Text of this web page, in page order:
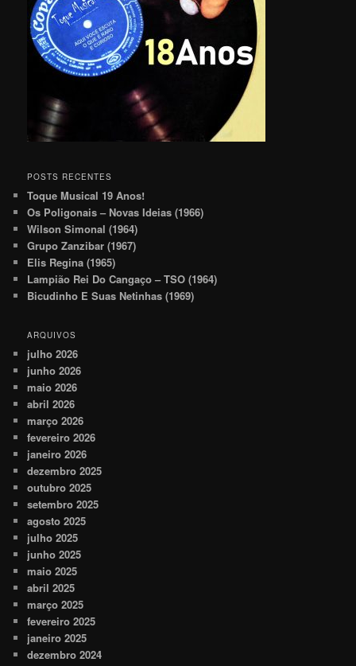
POSTS RECENTES
Toque Musical 19 Anos!
Os Poligonais – Novas Ideias (1966)
Wilson Simonal (1964)
Grupo Zanzibar (1967)
Elis Regina (1965)
Lampião Rei Do Cangaço – TSO (1964)
Bicudinho E Suas Netinhas (1969)
ARQUIVOS
julho 2026
junho 2026
maio 2026
abril 2026
março 2026
fevereiro 2026
janeiro 2026
dezembro 2025
outubro 2025
setembro 2025
agosto 2025
julho 2025
junho 2025
maio 2025
abril 2025
março 2025
fevereiro 2025
janeiro 2025
dezembro 2024